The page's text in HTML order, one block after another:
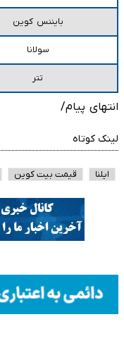
بایننس کوین
سولانا
تتر
انتهای پیام/
لینک کوتاه
ایلنا قیمت بیت کوین